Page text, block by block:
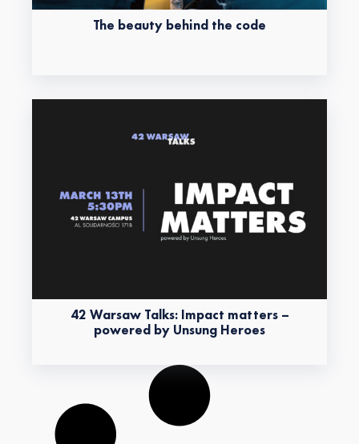
The beauty behind the code
42 Warsaw Talks: Impact matters –
powered by Unsung Heroes